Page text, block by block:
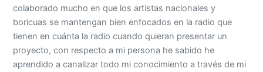
colaborado mucho en que los artistas nacionales y
boricuas se mantengan bien enfocados en la radio que
tienen en cuánta la radio cuando quieran presentar un
proyecto, con respecto a mi persona he sabido he
aprendido a canalizar todo mi conocimiento a través de mi